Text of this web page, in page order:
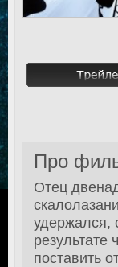
Про
Отец
удержался,
результате
поставить